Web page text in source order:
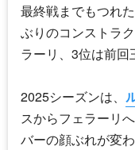
最終戦までもつれ
ぶりのコンストラ
ラーリ、3位は前回
2025シーズンは、
スからフェラーリ
バーの顔ぶれが変